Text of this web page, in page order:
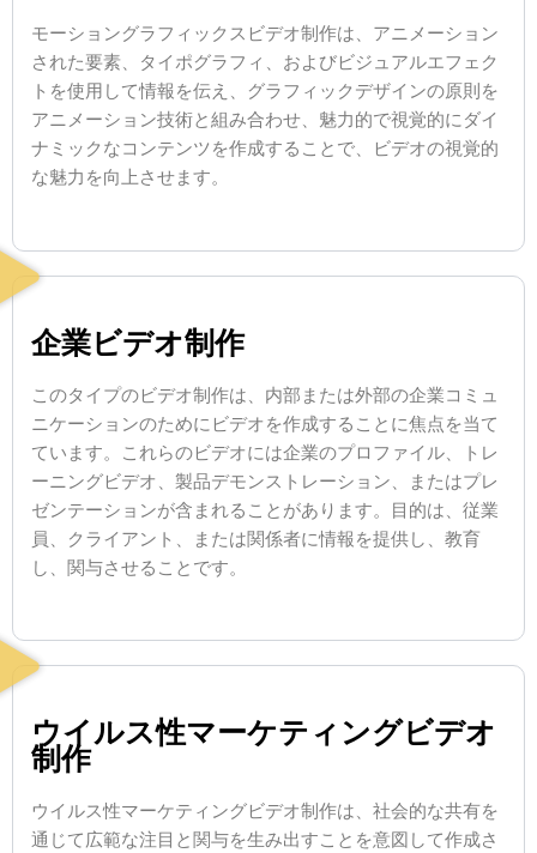
モーショングラフィックスビデオ制作は、アニメーション
された要素、タイポグラフィ、およびビジュアルエフェク
トを使用して情報を伝え、グラフィックデザインの原則を
アニメーション技術と組み合わせ、魅力的で視覚的にダイ
ナミックなコンテンツを作成することで、ビデオの視覚的
な魅力を向上させます。
企業ビデオ制作
このタイプのビデオ制作は、内部または外部の企業コミュ
ニケーションのためにビデオを作成することに焦点を当て
ています。これらのビデオには企業のプロファイル、トレ
ーニングビデオ、製品デモンストレーション、またはプレ
ゼンテーションが含まれることがあります。目的は、従業
員、クライアント、または関係者に情報を提供し、教育
し、関与させることです。
ウイルス性マーケティングビデオ
制作
ウイルス性マーケティングビデオ制作は、社会的な共有を
通じて広範な注目と関与を生み出すことを意図して作成さ